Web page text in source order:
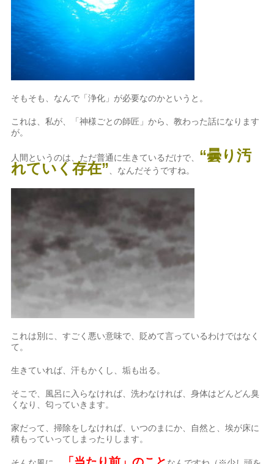
そもそも、なんで「浄化」が必要なのかというと。
これは、私が、「神様ごとの師匠」から、教わった話になります
が。
人間というのは、ただ普通に生きているだけで、 “曇り汚
れていく存在” 、なんだそうですね。
これは別に、すごく悪い意味で、貶めて言っているわけではなく
て。
生きていれば、汗もかくし、垢も出る。
そこで、風呂に入らなければ、洗わなければ、身体はどんどん臭
くなり、匂っていきます。
家だって、掃除をしなければ、いつのまにか、自然と、埃が床に
積もっていってしまったりします。